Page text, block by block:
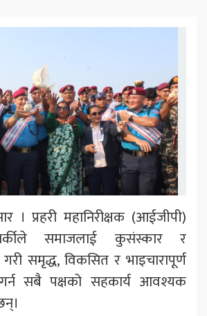
। प्रहरी महानिरीक्षक (आईजीपी)
समाजलाई कुसंस्कार र
समृद्ध, विकसित र भाइचारापूर्ण
सबै पक्षको सहकार्य आवश्यक